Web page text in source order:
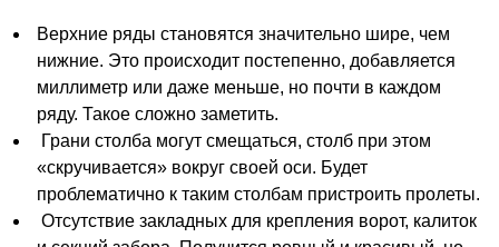
Верхние ряды становятся значительно шире, чем
нижние. Это происходит постепенно, добавляется
миллиметр или даже меньше, но почти в каждом
ряду. Такое сложно заметить.
Грани столба могут смещаться, столб при этом
«скручивается» вокруг своей оси. Будет
проблематично к таким столбам пристроить пролеты.
Отсутствие закладных для крепления ворот, калиток